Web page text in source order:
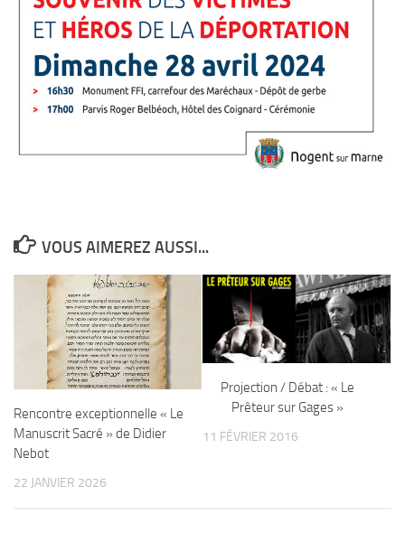
VOUS AIMEREZ AUSSI...
Rencontre exceptionnelle « Le
Manuscrit Sacré » de Didier
Nebot
22 JANVIER 2026
Projection / Débat : « Le
Prêteur sur Gages »
11 FÉVRIER 2016